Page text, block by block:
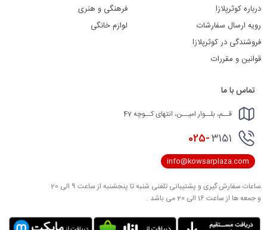
درباره کوثرپلازا
رویه ارسال سفارشات
فروشندگی در کوثرپلازا
قوانین و مقررات
فرهنگی و هنری
لوازم خانگی
تماس با ما
قــم، بلــوار امیــن، انتهای کــوچه 47
025-3151
info@kowsarplaza.com
ساعات سفارش گیری و پشتیبانی تلفنی شنبه تا پنجشنبه از ساعت 9 الی 20
و جمعه ها از ساعت 16 الی 20 می باشد .